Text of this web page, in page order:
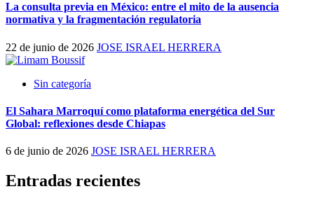
La consulta previa en México: entre el mito de la ausencia
normativa y la fragmentación regulatoria
22 de junio de 2026 JOSE ISRAEL HERRERA
Sin categoría
El Sahara Marroquí como plataforma energética del Sur
Global: reflexiones desde Chiapas
6 de junio de 2026 JOSE ISRAEL HERRERA
Entradas recientes